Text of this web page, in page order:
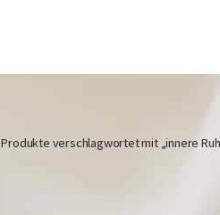
Produkte verschlagwortet mit „innere